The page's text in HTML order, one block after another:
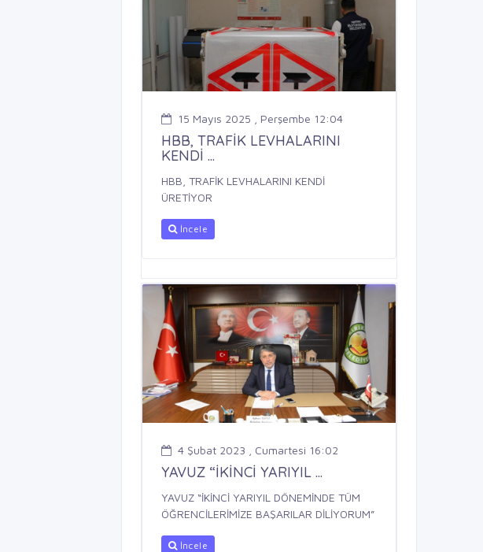
15 Mayıs 2025 , Perşembe 12:04
HBB, TRAFİK LEVHALARINI
KENDİ ...
HBB, TRAFİK LEVHALARINI KENDİ
ÜRETİYOR
İncele
4 Şubat 2023 , Cumartesi 16:02
YAVUZ “İKİNCİ YARIYIL ...
YAVUZ “İKİNCİ YARIYIL DÖNEMİNDE TÜM
ÖĞRENCİLERİMİZE BAŞARILAR DİLİYORUM”
İncele